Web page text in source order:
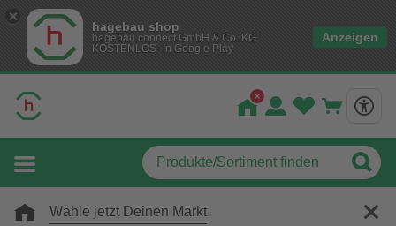
hagebau shop
hagebau connect GmbH & Co. KG
KOSTENLOS- In Google Play
Anzeigen
Wähle jetzt Deinen Markt